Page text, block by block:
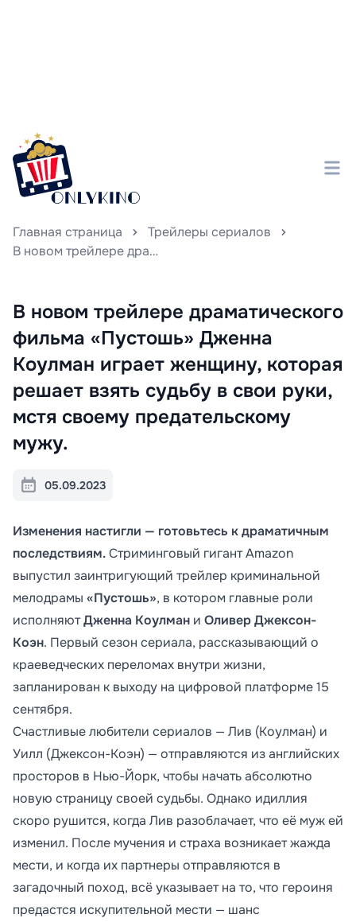
Главная страница
Трейлеры сериалов
В новом трейлере драматического фильма «Пустошь» Дженна Коулман играет женщину, которая решает взять судьбу в свои руки, мстя своему предательскому мужу.
В новом трейлере драматического
фильма «Пустошь» Дженна
Коулман играет женщину, которая
решает взять судьбу в свои руки,
мстя своему предательскому
мужу.
05.09.2023
Изменения настигли — готовьтесь к драматичным
последствиям.Стриминговый гигант Amazon
выпустил заинтригующий трейлер криминальной
мелодрамы «Пустошь», в котором главные роли
исполняютДженна Коулман и Оливер Джексон-
Коэн. Первый сезон сериала, рассказывающий о
краеведческих переломах внутри жизни,
запланирован к выходу на цифровой платформе 15
сентября.
Счастливые любители сериалов — Лив (Коулман) и
Уилл (Джексон-Коэн) — отправляются из английских
просторов в Нью-Йорк, чтобы начать абсолютно
новую страницу своей судьбы. Однако идиллия
скоро рушится, когда Лив разоблачает, что её муж ей
изменил. После мучения и страха возникает жажда
мести, и когда их партнеры отправляются в
загадочный поход, всё указывает на то, что героиня
предастся искупительной мести — шанс